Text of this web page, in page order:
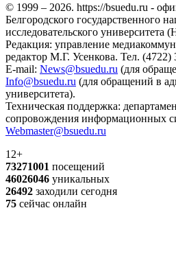
© 1999 – 2026. https://bsuedu.ru -
Белгородского государственного
исследовательского
Редакция: управление
редактор М.Г. Усенкова. Тел. (4722)
E-mail: News@bsuedu.ru (для
Info@bsuedu.ru (для обращений в
университета).
Техническая поддержка:
сопровождения информационных
Webmaster@bsuedu.ru
12+
73271001 посещений
46026046 уникальных
26492 заходили сегодня
75 сейчас онлайн